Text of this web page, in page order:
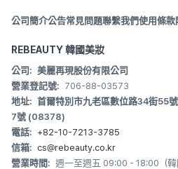
公司簡介公告常見問題聯繫我們使用條款
REBEAUTY 韓國美妝
公司: 美麗再現股份有限公司
營業登記號: 706-88-03573
地址: 首爾特別市九老區數位路34街55
7號 (08378)
電話: +82-10-7213-3785
信箱: cs@rebeauty.co.kr
營業時間: 週一至週五 09:00 - 18:00（韓